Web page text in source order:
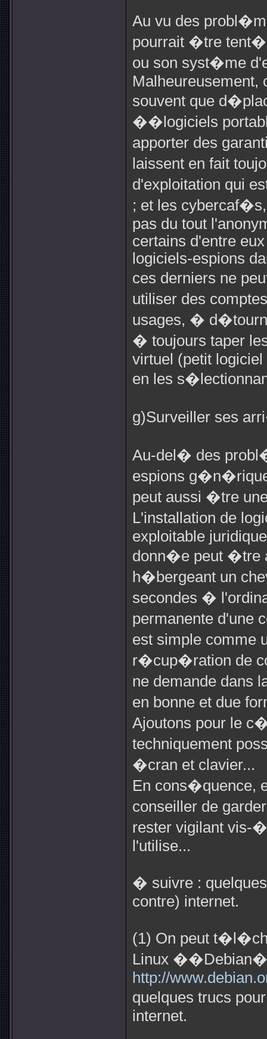
Au vu des
pourrait �tre tent�
ou son syst�me
Malheureusement,
souvent que
��logiciels
apporter des
laissent en fait
d'exploitation qui
; et les
pas du tout
certains d'entre
logiciels-espions
ces derniers ne
utiliser des
usages, �
� toujours taper
virtuel (petit
en les
g)Surveiller ses
Au-del� des
espions
peut aussi �tre
L'installation de
exploitable
donn�e peut �tre
h�bergeant un
secondes �
permanente d'une
est simple comme
r�cup�ration de
ne demande dans
en bonne et due
Ajoutons pour le
techniquement
�cran et clavier...
En cons�quence,
conseiller de
rester vigilant vis-
l'utilise...
� suivre :
contre) internet.
(1) On peut
Linux
http://
quelques trucs
internet.